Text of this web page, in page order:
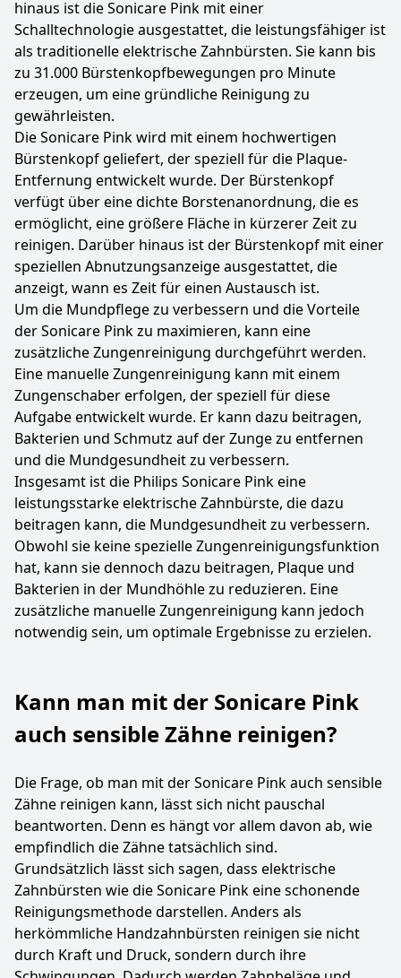
hinaus ist die Sonicare Pink mit einer
Schalltechnologie ausgestattet, die leistungsfähiger ist
als traditionelle elektrische Zahnbürsten. Sie kann bis
zu 31.000 Bürstenkopfbewegungen pro Minute
erzeugen, um eine gründliche Reinigung zu
gewährleisten.
Die Sonicare Pink wird mit einem hochwertigen
Bürstenkopf geliefert, der speziell für die Plaque-
Entfernung entwickelt wurde. Der Bürstenkopf
verfügt über eine dichte Borstenanordnung, die es
ermöglicht, eine größere Fläche in kürzerer Zeit zu
reinigen. Darüber hinaus ist der Bürstenkopf mit einer
speziellen Abnutzungsanzeige ausgestattet, die
anzeigt, wann es Zeit für einen Austausch ist.
Um die Mundpflege zu verbessern und die Vorteile
der Sonicare Pink zu maximieren, kann eine
zusätzliche Zungenreinigung durchgeführt werden.
Eine manuelle Zungenreinigung kann mit einem
Zungenschaber erfolgen, der speziell für diese
Aufgabe entwickelt wurde. Er kann dazu beitragen,
Bakterien und Schmutz auf der Zunge zu entfernen
und die Mundgesundheit zu verbessern.
Insgesamt ist die Philips Sonicare Pink eine
leistungsstarke elektrische Zahnbürste, die dazu
beitragen kann, die Mundgesundheit zu verbessern.
Obwohl sie keine spezielle Zungenreinigungsfunktion
hat, kann sie dennoch dazu beitragen, Plaque und
Bakterien in der Mundhöhle zu reduzieren. Eine
zusätzliche manuelle Zungenreinigung kann jedoch
notwendig sein, um optimale Ergebnisse zu erzielen.
Kann man mit der Sonicare Pink
auch sensible Zähne reinigen?
Die Frage, ob man mit der Sonicare Pink auch sensible
Zähne reinigen kann, lässt sich nicht pauschal
beantworten. Denn es hängt vor allem davon ab, wie
empfindlich die Zähne tatsächlich sind.
Grundsätzlich lässt sich sagen, dass elektrische
Zahnbürsten wie die Sonicare Pink eine schonende
Reinigungsmethode darstellen. Anders als
herkömmliche Handzahnbürsten reinigen sie nicht
durch Kraft und Druck, sondern durch ihre